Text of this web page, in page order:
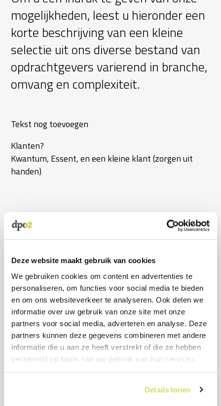
Deze website maakt gebruik van cookies
We gebruiken cookies om content en advertenties te
personaliseren, om functies voor social media te bieden
en om ons websiteverkeer te analyseren. Ook delen we
informatie over uw gebruik van onze site met onze
partners voor social media, adverteren en analyse. Deze
partners kunnen deze gegevens combineren met andere
informatie die u aan ze heeft verstrekt of die ze hebben
verzameld op basis van uw gebruik van hun services.
Details tonen
ONZE BELOFTE
wisselen. Duurzame Inzetbaarheid van
medewerkers wordt steeds belangrijker. Een goed
ontwikkeld beleid hierop heeft veel invloed op
verzuim.
mogelijkheden, leest u hieronder een
korte beschrijving van een kleine
selectie uit ons diverse bestand van
opdrachtgevers varierend in branche,
omvang en complexiteit.
Tekst nog toevoegen
Klanten?
Kwantum, Essent, en een kleine klant (zorgen uit
handen)